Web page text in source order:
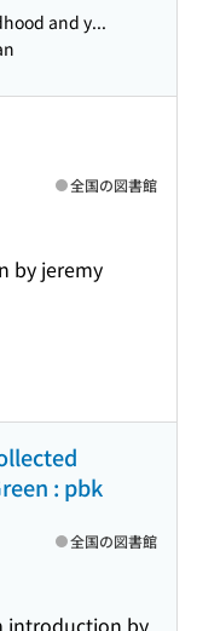
and y...
by jeremy
全国の図書館
: pbk
introduction by
全国の図書館